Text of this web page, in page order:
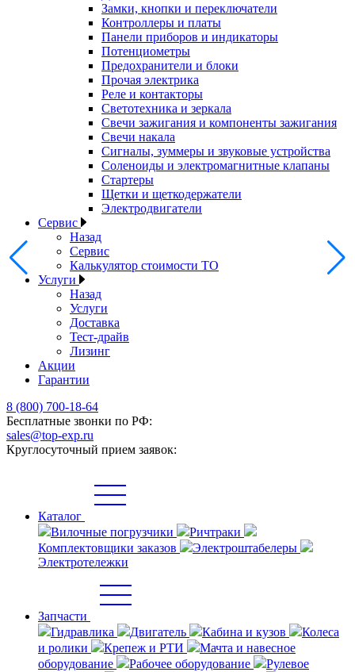
Замки, кнопки и переключатели
Контроллеры и платы
Панели приборов и индикаторы
Потенциометры
Предохранители и блоки
Прочая электрика
Реле и контакторы
Светотехника и зеркала
Свечи зажигания и компоненты зажигания
Свечи накала
Сигналы, зуммеры и звуковые устройства
Соленоиды и электромагнитные клапаны
Стартеры
Щетки и щеткодержатели
Электродвигатели
Сервис
Назад
Сервис
Калькулятор стоимости ТО
Услуги
Назад
Услуги
Доставка
Тест-драйв
Лизинг
Акции
Гарантии
8 (800) 700-18-64
Бесплатные звонки по РФ:
sales@top-exp.ru
Круглосуточный прием заявок:
Каталог
Вилочные погрузчики
Ричтраки
Комплектовщики заказов
Электроштабелеры
Электротележки
Запчасти
Гидравлика
Двигатель Кабина и кузов
Колеса
и ролики
Крепеж и РТИ
Мачта и навесное
оборудование
Рабочее оборудование
Рулевое